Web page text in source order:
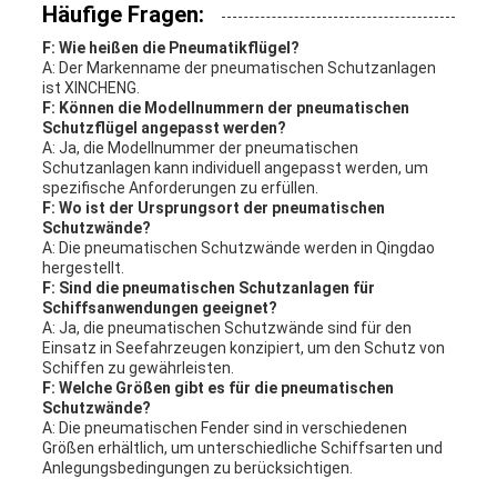
Häufige Fragen:
F: Wie heißen die Pneumatikflügel?
A: Der Markenname der pneumatischen Schutzanlagen
ist XINCHENG.
F: Können die Modellnummern der pneumatischen
Schutzflügel angepasst werden?
A: Ja, die Modellnummer der pneumatischen
Schutzanlagen kann individuell angepasst werden, um
spezifische Anforderungen zu erfüllen.
F: Wo ist der Ursprungsort der pneumatischen
Schutzwände?
A: Die pneumatischen Schutzwände werden in Qingdao
hergestellt.
F: Sind die pneumatischen Schutzanlagen für
Schiffsanwendungen geeignet?
A: Ja, die pneumatischen Schutzwände sind für den
Einsatz in Seefahrzeugen konzipiert, um den Schutz von
Schiffen zu gewährleisten.
F: Welche Größen gibt es für die pneumatischen
Schutzwände?
A: Die pneumatischen Fender sind in verschiedenen
Größen erhältlich, um unterschiedliche Schiffsarten und
Anlegungsbedingungen zu berücksichtigen.